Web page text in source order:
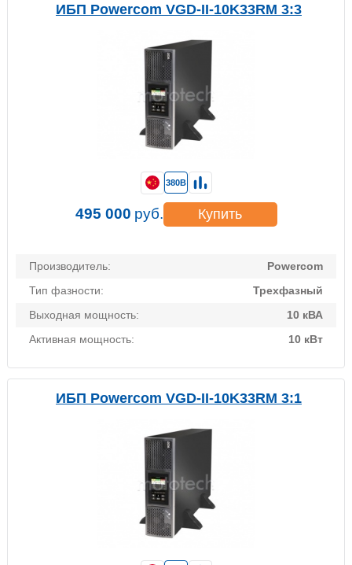
ИБП Powercom VGD-II-10K33RM 3:3
Производитель:
Powercom
Тип фазности:
Трехфазный
Выходная мощность:
10 кВА
Активная мощность:
10 кВт
380В
495 000 руб. Купить
ИБП Powercom VGD-II-10K33RM 3:1